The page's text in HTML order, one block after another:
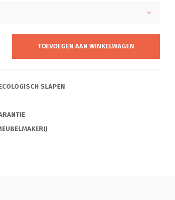
TOEVOEGEN AAN WINKELWAGEN
SLAPEN